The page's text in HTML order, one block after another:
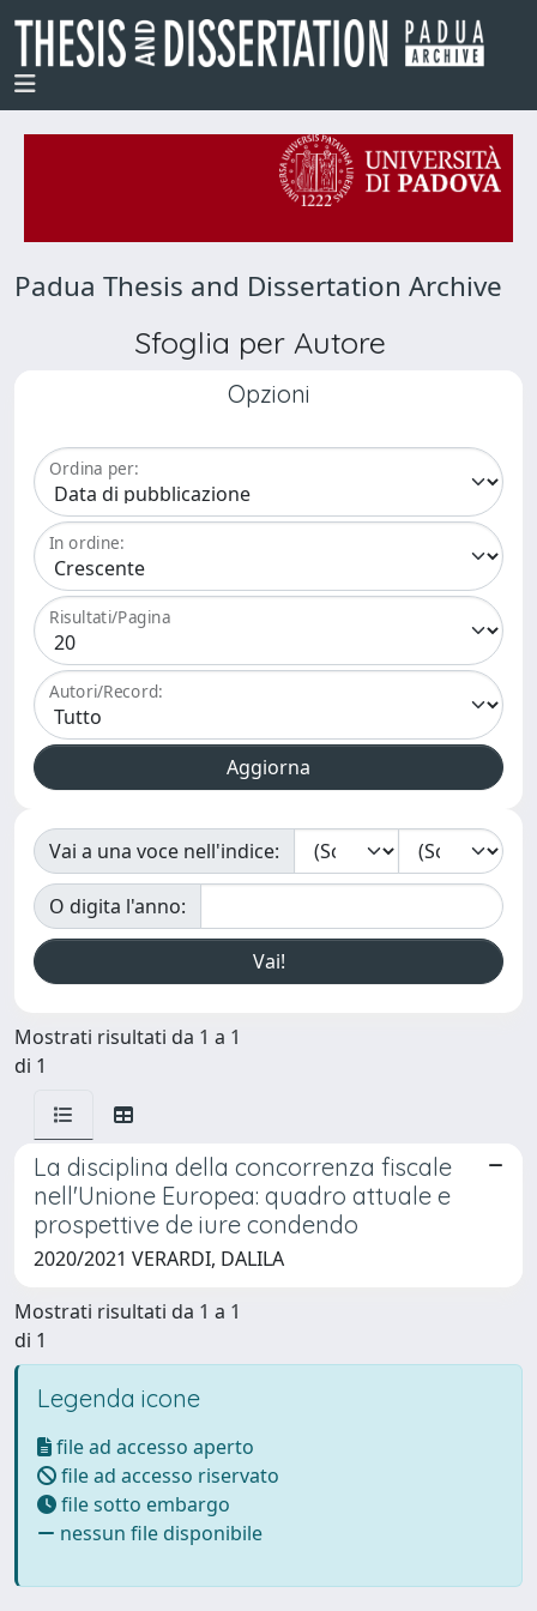
Padua Thesis and Dissertation Archive
Sfoglia per Autore
Opzioni
Ordina per:
In ordine:
Risultati/Pagina
Autori/Record:
Vai a una voce nell'indice:
O digita l'anno:
Mostrati risultati da 1 a 1
di 1
La disciplina della concorrenza fiscale
nell'Unione Europea: quadro attuale e
prospettive de iure condendo
2020/2021 VERARDI, DALILA
Mostrati risultati da 1 a 1
di 1
Legenda icone
file ad accesso aperto
file ad accesso riservato
file sotto embargo
nessun file disponibile